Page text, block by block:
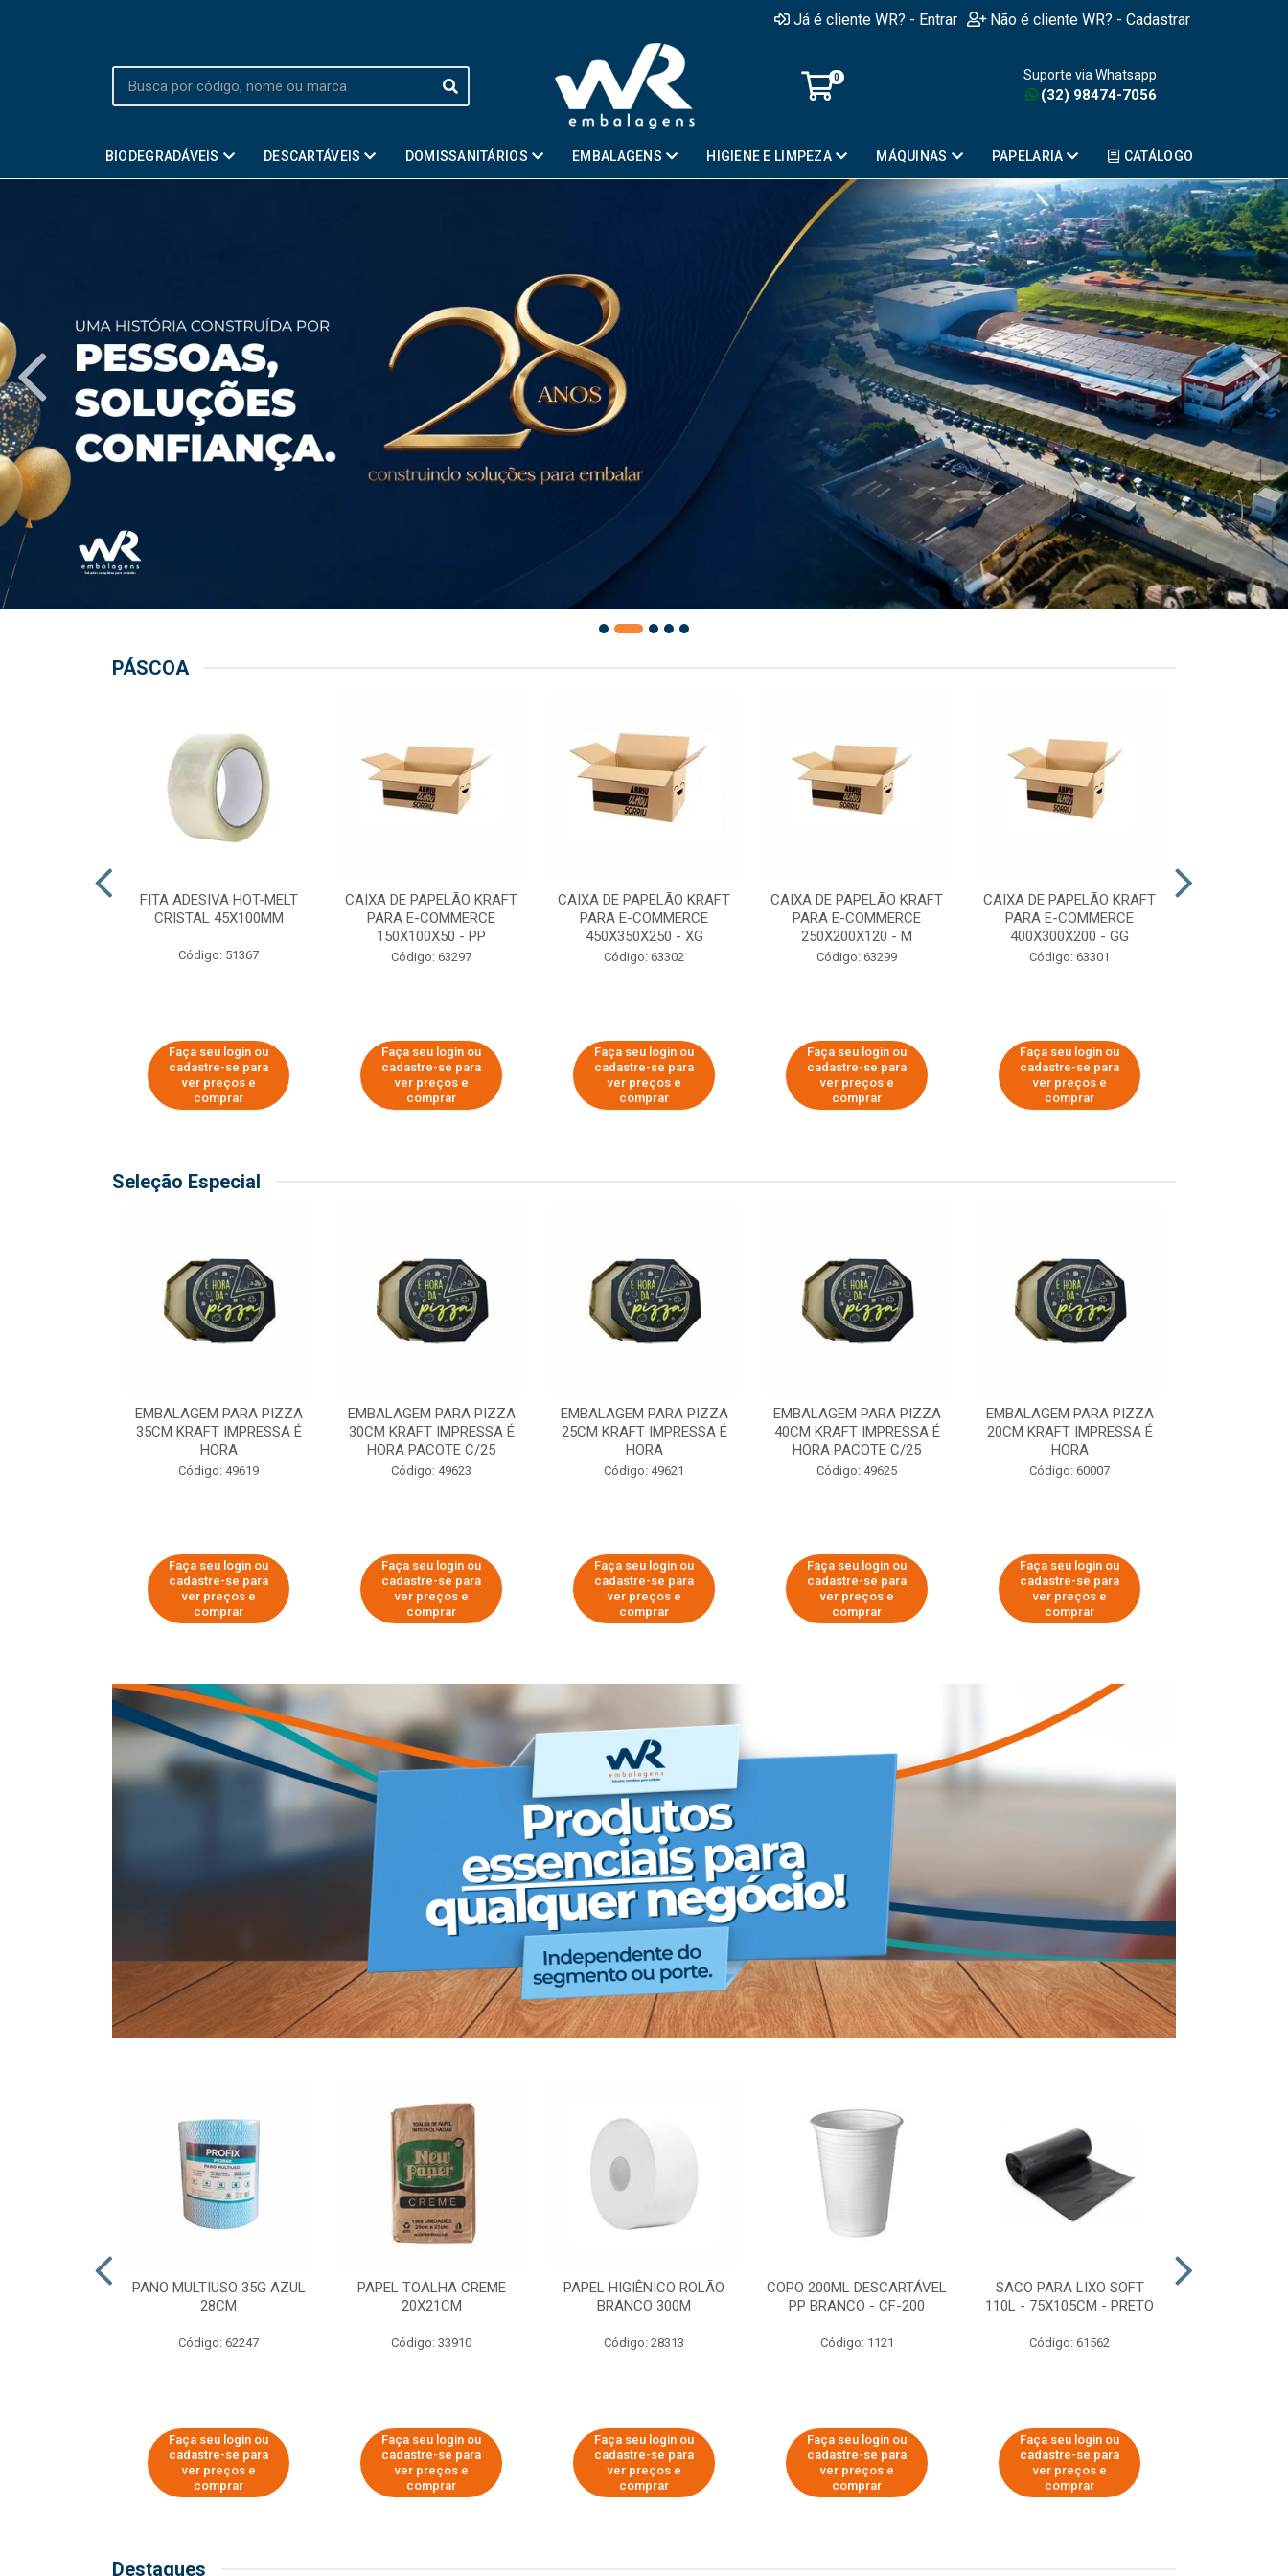
Já é cliente WR? - Entrar Não é cliente WR? - Cadastrar
0 Suporte via Whatsapp
(32) 98474-7056
BIODEGRADÁVEIS DESCARTÁVEIS DOMISSANITÁRIOS EMBALAGENS HIGIENE E LIMPEZA MÁQUINAS PAPELARIA CATÁLOGO
PÁSCOA
FITA ADESIVA HOT-MELT
CRISTAL 45X100MM
Código: 51367
Faça seu login ou
cadastre-se para
ver preços e
comprar
CAIXA DE PAPELÃO KRAFT
PARA E-COMMERCE
150X100X50 - PP
Código: 63297
Faça seu login ou
cadastre-se para
ver preços e
comprar
CAIXA DE PAPELÃO KRAFT
PARA E-COMMERCE
450X350X250 - XG
Código: 63302
Faça seu login ou
cadastre-se para
ver preços e
comprar
CAIXA DE PAPELÃO KRAFT
PARA E-COMMERCE
250X200X120 - M
Código: 63299
Faça seu login ou
cadastre-se para
ver preços e
comprar
CAIXA DE PAPELÃO KRAFT
PARA E-COMMERCE
400X300X200 - GG
Código: 63301
Faça seu login ou
cadastre-se para
ver preços e
comprar
Seleção Especial
EMBALAGEM PARA PIZZA
35CM KRAFT IMPRESSA É
HORA
Código: 49619
Faça seu login ou
cadastre-se para
ver preços e
comprar
EMBALAGEM PARA PIZZA
30CM KRAFT IMPRESSA É
HORA PACOTE C/25
Código: 49623
Faça seu login ou
cadastre-se para
ver preços e
comprar
EMBALAGEM PARA PIZZA
25CM KRAFT IMPRESSA É
HORA
Código: 49621
Faça seu login ou
cadastre-se para
ver preços e
comprar
EMBALAGEM PARA PIZZA
40CM KRAFT IMPRESSA É
HORA PACOTE C/25
Código: 49625
Faça seu login ou
cadastre-se para
ver preços e
comprar
EMBALAGEM PARA PIZZA
20CM KRAFT IMPRESSA É
HORA
Código: 60007
Faça seu login ou
cadastre-se para
ver preços e
comprar
PANO MULTIUSO 35G AZUL
28CM
Código: 62247
Faça seu login ou
cadastre-se para
ver preços e
comprar
PAPEL TOALHA CREME
20X21CM
Código: 33910
Faça seu login ou
cadastre-se para
ver preços e
comprar
PAPEL HIGIÊNICO ROLÃO
BRANCO 300M
Código: 28313
Faça seu login ou
cadastre-se para
ver preços e
comprar
COPO 200ML DESCARTÁVEL
PP BRANCO - CF-200
Código: 1121
Faça seu login ou
cadastre-se para
ver preços e
comprar
SACO PARA LIXO SOFT
110L - 75X105CM - PRETO
Código: 61562
Faça seu login ou
cadastre-se para
ver preços e
comprar
Destaques